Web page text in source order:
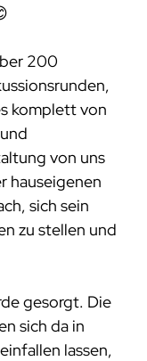
200
komplett von
von uns
hauseigenen
sich sein
zu stellen und
gesorgt. Die
sich da in
lassen,